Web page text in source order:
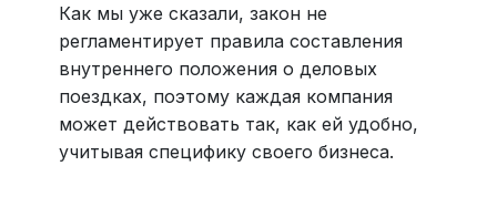
Как мы уже сказали, закон не
регламентирует правила составления
внутреннего положения о деловых
поездках, поэтому каждая компания
может действовать так, как ей удобно,
учитывая специфику своего бизнеса.